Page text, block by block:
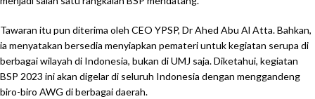
Tawaran itu pun diterima oleh CEO YPSP, Dr Ahed Abu Al Atta. Bahkan,
ia menyatakan bersedia menyiapkan pemateri untuk kegiatan serupa di
berbagai wilayah di Indonesia, bukan di UMJ saja. Diketahui, kegiatan
BSP 2023 ini akan digelar di seluruh Indonesia dengan menggandeng
biro-biro AWG di berbagai daerah.